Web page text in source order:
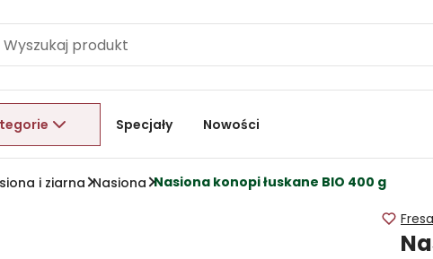
przycisk Esc.
Specjały
Nowości
i ziarna Nasiona Nasiona konopi łuskane BIO 400 g